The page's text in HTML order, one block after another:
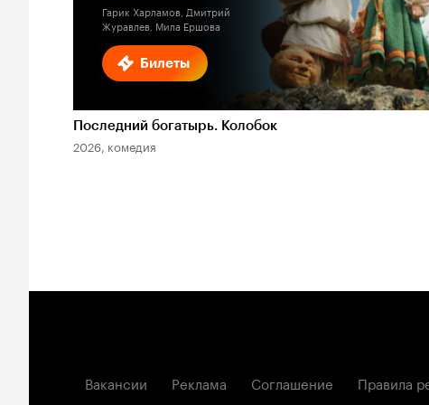
Билеты
Гарик Харламов, Дмитрий
Журавлев, Мила Ершова
Последний богатырь. Колобок
2026, комедия
Вакансии Реклама Соглашение Правила